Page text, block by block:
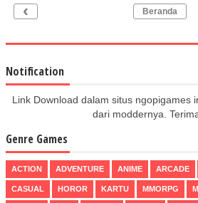
‹ Beranda
Notification
Link Download dalam situs ngopigames
dari moddernya.
Genre Games
ACTION ADVENTURE ANIME ARCADE
CASUAL HOROR KARTU MMORPG